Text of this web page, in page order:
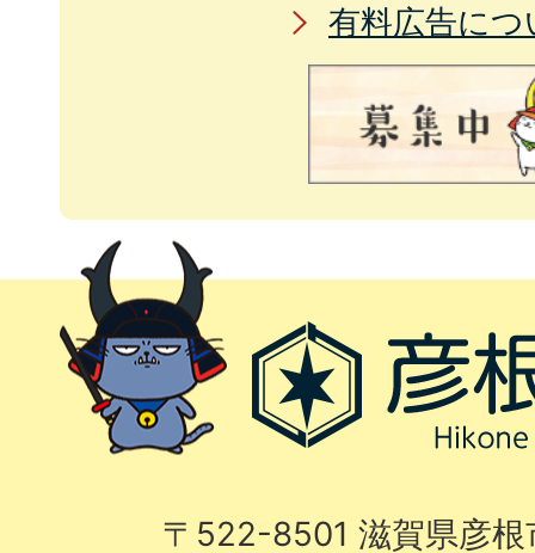
有料広告につ
〒522-8501 滋賀県彦